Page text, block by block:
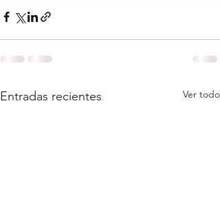
Entradas recientes Ver todo